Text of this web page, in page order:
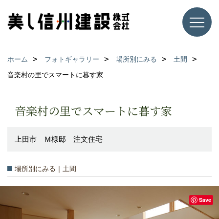
ホーム フォトギャラリー 場所別にみる
土間
音楽村の里でスマートに暮す家
音楽村の里でスマートに暮す家
上田市 Ｍ様邸 注文住宅
場所別にみる｜土間
Save